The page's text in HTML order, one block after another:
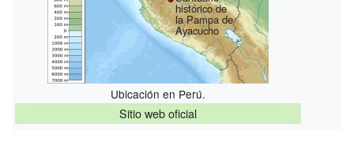
histórico de
la Pampa de
Ayacucho
Ubicación en Perú.
Sitio web oficial